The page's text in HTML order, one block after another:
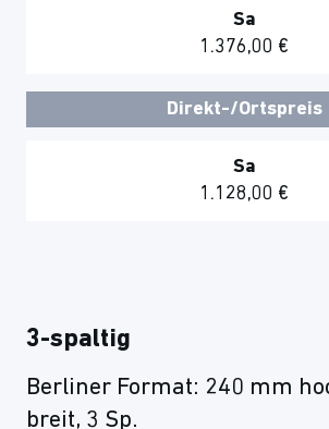
Sa
1.376,00 €
Direkt-/Ortspreis
Sa
1.128,00 €
3-spaltig
Berliner Format: 240 mm
breit, 3 Sp.